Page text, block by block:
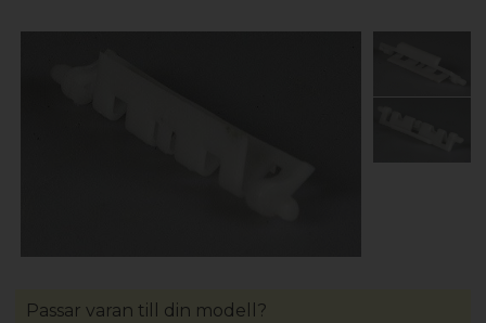
Passar varan till din modell?